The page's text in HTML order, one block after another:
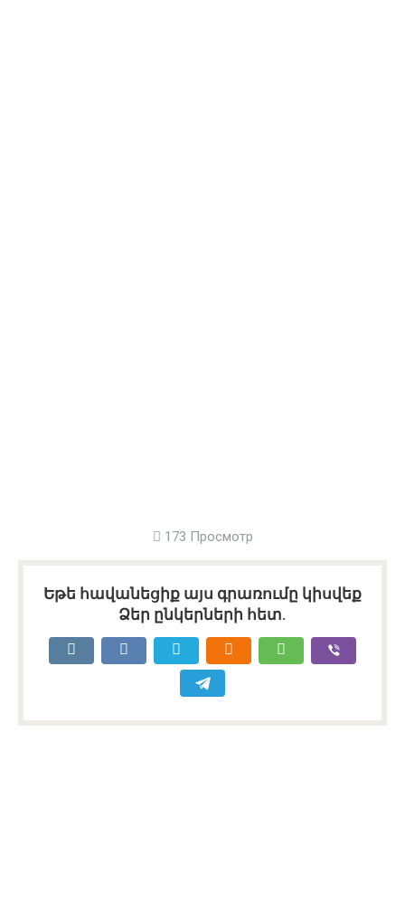
173 Просмотр
Եթե հավանեցիք այս գրառումը կիսվեք
Ձեր ընկերների հետ.